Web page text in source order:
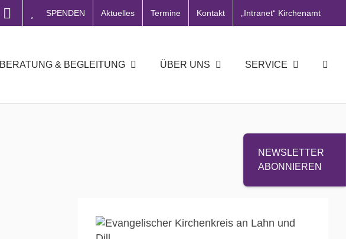
SPENDEN Aktuelles Termine Kontakt „Intranet“ Kirchenamt
BERATUNG & BEGLEITUNG ÜBER UNS SERVICE
NEWSLETTER
ABONNIEREN